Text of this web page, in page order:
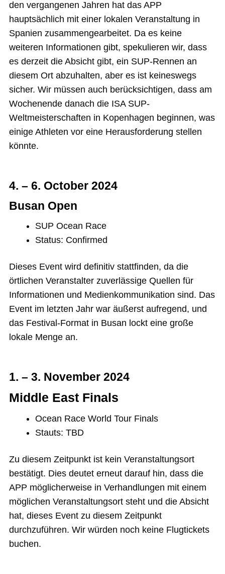
den vergangenen Jahren hat das APP
hauptsächlich mit einer lokalen Veranstaltung in
Spanien zusammengearbeitet. Da es keine
weiteren Informationen gibt, spekulieren wir, dass
es derzeit die Absicht gibt, ein SUP-Rennen an
diesem Ort abzuhalten, aber es ist keineswegs
sicher. Wir müssen auch berücksichtigen, dass am
Wochenende danach die ISA SUP-
Weltmeisterschaften in Kopenhagen beginnen, was
einige Athleten vor eine Herausforderung stellen
könnte.
4. – 6. October 2024
Busan Open
SUP Ocean Race
Status: Confirmed
Dieses Event wird definitiv stattfinden, da die
örtlichen Veranstalter zuverlässige Quellen für
Informationen und Medienkommunikation sind. Das
Event im letzten Jahr war äußerst aufregend, und
das Festival-Format in Busan lockt eine große
lokale Menge an.
1. – 3. November 2024
Middle East Finals
Ocean Race World Tour Finals
Stauts: TBD
Zu diesem Zeitpunkt ist kein Veranstaltungsort
bestätigt. Dies deutet erneut darauf hin, dass die
APP möglicherweise in Verhandlungen mit einem
möglichen Veranstaltungsort steht und die Absicht
hat, dieses Event zu diesem Zeitpunkt
durchzuführen. Wir würden noch keine Flugtickets
buchen.